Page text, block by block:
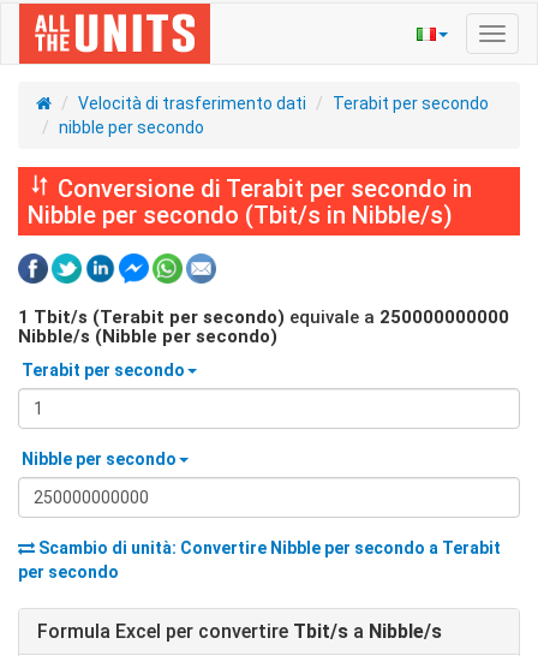
Velocità di trasferimento dati
Terabit per secondo
nibble per secondo
Conversione di Terabit per secondo in
Nibble per secondo (Tbit/s in Nibble/s)
1 Tbit/s (Terabit per secondo) equivale a 250000000000
Nibble/s (Nibble per secondo)
Terabit per secondo
Nibble per secondo
Scambio di unità: Convertire Nibble per secondo a Terabit
per secondo
Formula Excel per convertire Tbit/s a Nibble/s